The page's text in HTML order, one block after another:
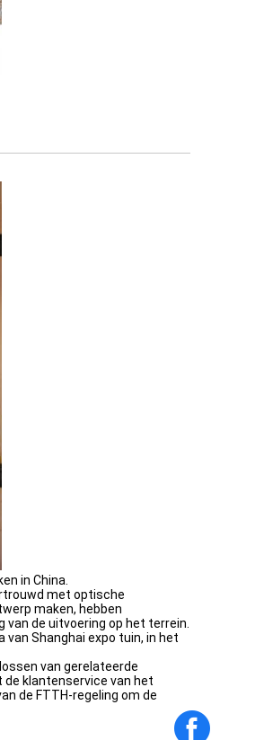
in China.
met optische
maken, hebben
de uitvoering op het terrein.
Shanghai expo tuin, in het
van gerelateerde
klantenservice van het
de FTTH-regeling om de